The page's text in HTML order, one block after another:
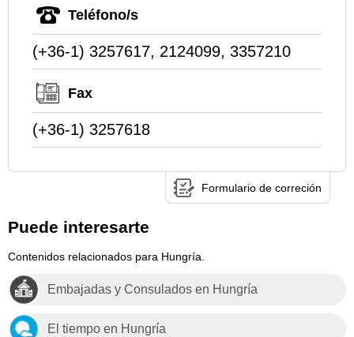
Teléfono/s
(+36-1) 3257617, 2124099, 3357210
Fax
(+36-1) 3257618
Formulario de correción
Puede interesarte
Contenidos relacionados para Hungría.
Embajadas y Consulados en Hungría
El tiempo en Hungría